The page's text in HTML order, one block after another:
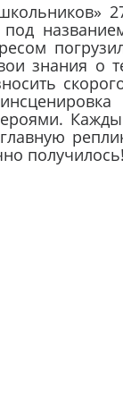
знания о